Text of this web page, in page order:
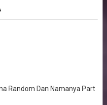
Random Dan Namanya Part